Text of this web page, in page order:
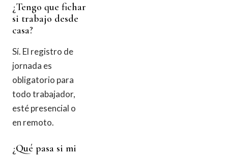
¿Tengo que fichar
si trabajo desde
casa?
Sí. El registro de
jornada es
obligatorio para
todo trabajador,
esté presencial o
en remoto.
¿Qué pasa si mi